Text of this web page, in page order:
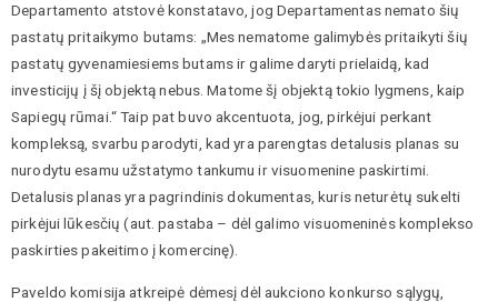
Departamento atstovė konstatavo, jog Departamentas nemato šių
pastatų pritaikymo butams: „Mes nematome galimybės pritaikyti šių
pastatų gyvenamiesiems butams ir galime daryti prielaidą, kad
investicijų į šį objektą nebus. Matome šį objektą tokio lygmens, kaip
Sapiegų rūmai.“ Taip pat buvo akcentuota, jog, pirkėjui perkant
kompleksą, svarbu parodyti, kad yra parengtas detalusis planas su
nurodytu esamu užstatymo tankumu ir visuomenine paskirtimi.
Detalusis planas yra pagrindinis dokumentas, kuris neturėtų sukelti
pirkėjui lūkesčių (aut. pastaba – dėl galimo visuomeninės komplekso
paskirties pakeitimo į komercinę).
Paveldo komisija atkreipė dėmesį dėl aukciono konkurso sąlygų,